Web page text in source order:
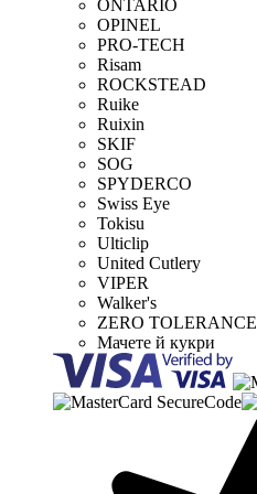
ONTARIO
OPINEL
PRO-TECH
Risam
ROCKSTEAD
Ruike
Ruixin
SKIF
SOG
SPYDERCO
Swiss Eye
Tokisu
Ulticlip
United Cutlery
VIPER
Walker's
ZERO TOLERANCE
Мачете й кукри